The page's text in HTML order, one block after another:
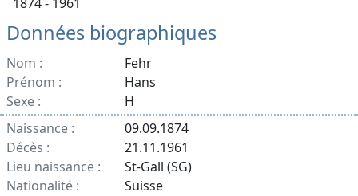
Données biographiques
Nom :
Fehr
Prénom :
Hans
Sexe :
H
Naissance :
09.09.1874
Décès :
21.11.1961
Lieu naissance :
St-Gall (SG)
Nationalité :
Suisse